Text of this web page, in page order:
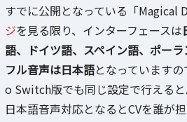
すでに公開となっている「Magical
ジを見る限り、インターフェースは
語、ドイツ語、スペイン語、ポー
フル音声は日本語となっています
o Switch版でも同じ設定で行えると
日本語音声対応となるとCVを誰が